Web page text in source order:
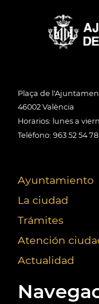
Plaça de
46002 València
Horarios: lunes a
Teléfono: 963 52 54 78
Ayuntamiento
La ciudad
Trámites
Atención
Actualidad